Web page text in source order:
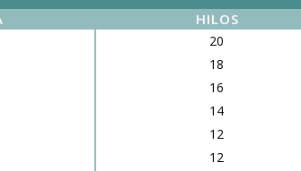
HILOS
20
18
16
14
12
12